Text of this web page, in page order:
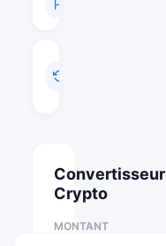
Convertisseur
Crypto
MONTANT